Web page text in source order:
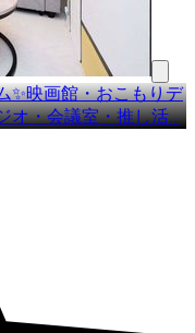
✨映画館・おこもりデ
オ・会議室・推し活…